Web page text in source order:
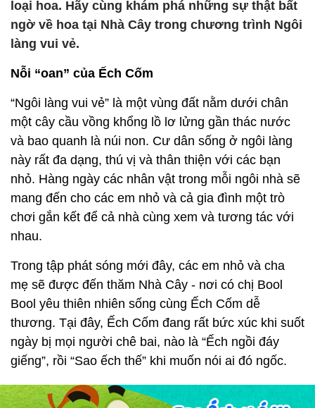
loại hoa. Hãy cùng khám phá những sự thật bất
ngờ về hoa tại Nhà Cây trong chương trình Ngôi
làng vui vẻ.
Nỗi “oan” của Ếch Cốm
“Ngôi làng vui vẻ” là một vùng đất nằm dưới chân
một cây cầu vồng khổng lồ lơ lửng gần thác nước
và bao quanh là núi non. Cư dân sống ở ngôi làng
này rất đa dạng, thú vị và thân thiện với các bạn
nhỏ. Hàng ngày các nhân vật trong mỗi ngôi nhà sẽ
mang đến cho các em nhỏ và cả gia đình một trò
chơi gắn kết để cả nhà cùng xem và tương tác với
nhau.
Trong tập phát sóng mới đây, các em nhỏ và cha
mẹ sẽ được đến thăm Nhà Cây - nơi có chị Bool
Bool yêu thiên nhiên sống cùng Ếch Cốm dễ
thương. Tại đây, Ếch Cốm đang rất bức xúc khi suốt
ngày bị mọi người chê bai, nào là “Ếch ngồi đáy
giếng”, rồi “Sao ếch thế” khi muốn nói ai đó ngốc.